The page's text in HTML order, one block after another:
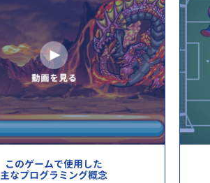
このゲームで使用した
主なプログラミング概念